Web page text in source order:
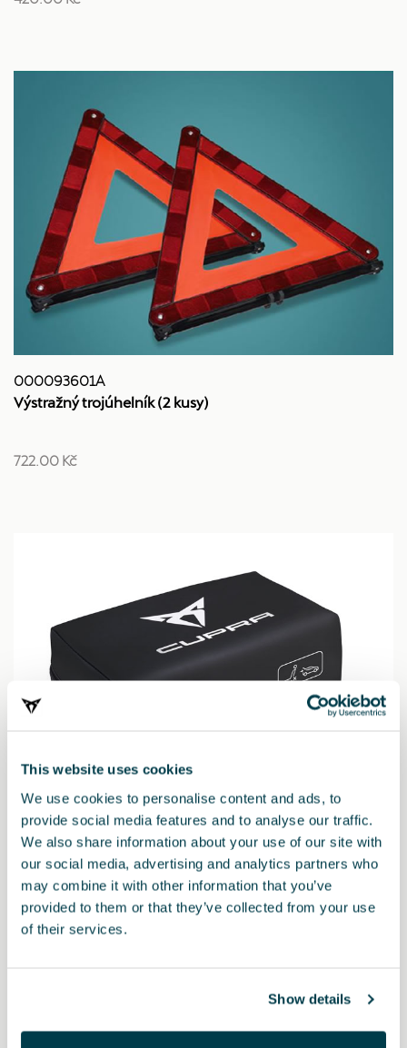
This website uses cookies
We use cookies to personalise content and ads, to
provide social media features and to analyse our traffic.
We also share information about your use of our site with
our social media, advertising and analytics partners who
may combine it with other information that you’ve
provided to them or that they’ve collected from your use
of their services.
Show details
000093601A
Výstražný trojúhelník (2 kusy)
722.00 Kč
6H3093990AC
Bezpečnostní sada CUPRA (1 malý výstražný trojúhelník
+ vesta + velká lékárnička)